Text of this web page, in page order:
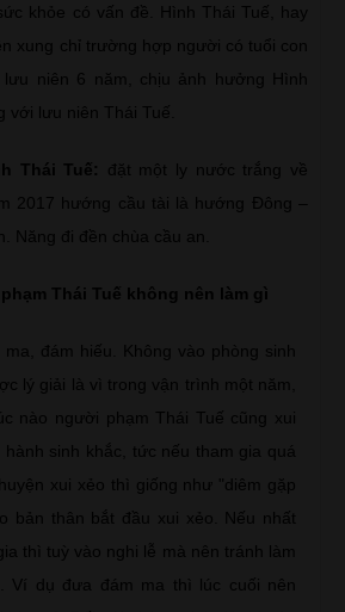
khỏe có vấn đề. Hình Thái Tuế, hay
xung chỉ trường hợp người có tuổi con
niên 6 năm, chịu ảnh hưởng Hình
với lưu niên Thái Tuế.
Thái Tuế: đặt một ly nước trắng về
2017 hướng cầu tài là hướng Đông –
Năng đi đền chùa cầu an.
Thái Tuế không nên làm gì
đám hiếu. Không vào phòng sinh
lý giải là vì trong vận trình một năm,
nào người phạm Thái Tuế cũng xui
sinh khắc, tức nếu tham gia quá
xui xẻo thì giống như "diêm gặp
bản thân bắt đầu xui xẻo. Nếu nhất
thì tuỳ vào nghi lễ mà nên tránh làm
Ví dụ đưa đám ma thì lúc cuối nên